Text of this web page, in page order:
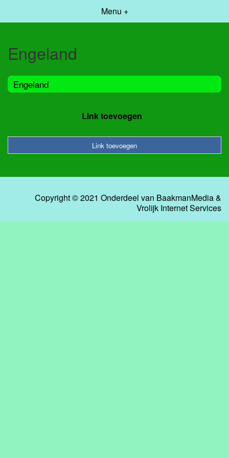
Menu +
Engeland
Engeland
Link toevoegen
Link toevoegen
Copyright © 2021 Onderdeel van BaakmanMedia&
Vrolijk Internet Services